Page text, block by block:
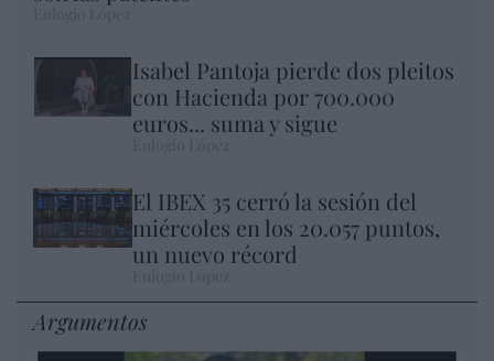
Isabel Pantoja pierde dos pleitos
con Hacienda por 700.000
euros... suma y sigue
El IBEX 35 cerró la sesión del
miércoles en los 20.057 puntos,
un nuevo récord
Argumentos